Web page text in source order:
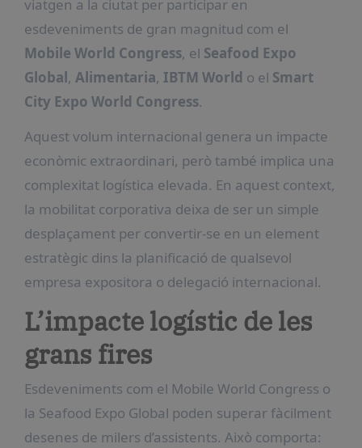
viatgen a la ciutat per participar en
esdeveniments de gran magnitud com el
Mobile World Congress, el Seafood Expo
Global, Alimentaria, IBTM World o el Smart
City Expo World Congress.
Aquest volum internacional genera un impacte
econòmic extraordinari, però també implica una
complexitat logística elevada. En aquest context,
la mobilitat corporativa deixa de ser un simple
desplaçament per convertir-se en un element
estratègic dins la planificació de qualsevol
empresa expositora o delegació internacional.
L’impacte logístic de les
grans fires
Esdeveniments com el Mobile World Congress o
la Seafood Expo Global poden superar fàcilment
desenes de milers d’assistents. Això comporta: